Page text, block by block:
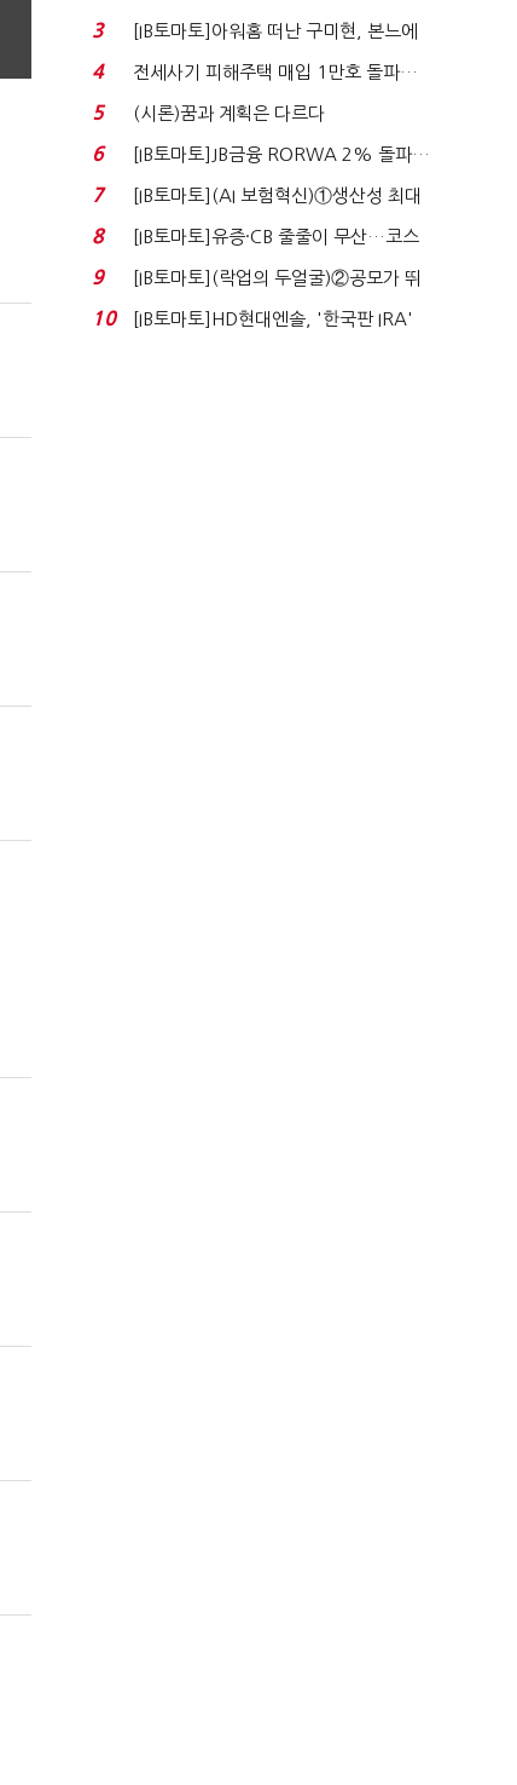
로봇·AI 등 논...
3
[IB토마토]아워홈 떠난 구미현, 본느에
340억 베팅…가...
4
전세사기 피해주택 매입 1만호 돌파…
누적 피해자 4만2...
5 (시론)꿈과 계획은 다르다
6
[IB토마토]JB금융 RORWA 2% 돌파…
실적 견인은 은행 ...
7
[IB토마토](AI 보험혁신)①생산성 최대
80% 개선…현실...
8
[IB토마토]유증·CB 줄줄이 무산…코스
닥 벌점 급증에 ...
9
[IB토마토](락업의 두얼굴)②공모가 뛰
자 첫날 매도…FI ...
10
[IB토마토]HD현대엔솔, '한국판 IRA'